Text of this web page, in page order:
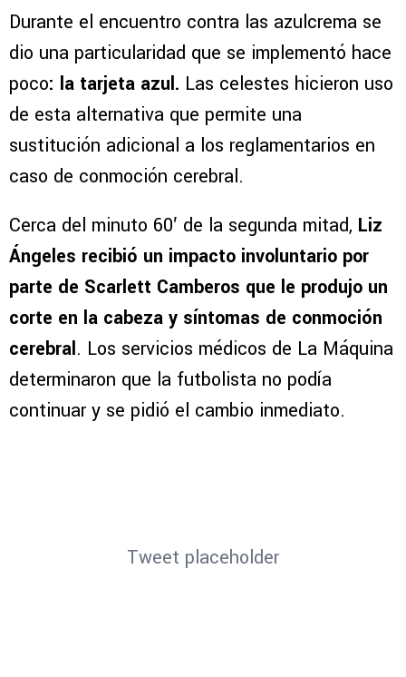
Durante el encuentro contra las azulcrema se
dio una particularidad que se implementó hace
poco: la tarjeta azul. Las celestes hicieron uso
de esta alternativa que permite una
sustitución adicional a los reglamentarios en
caso de conmoción cerebral.
Cerca del minuto 60′ de la segunda mitad, Liz
Ángeles recibió un impacto involuntario por
parte de Scarlett Camberos que le produjo un
corte en la cabeza y síntomas de conmoción
cerebral. Los servicios médicos de La Máquina
determinaron que la futbolista no podía
continuar y se pidió el cambio inmediato.
Tweet placeholder